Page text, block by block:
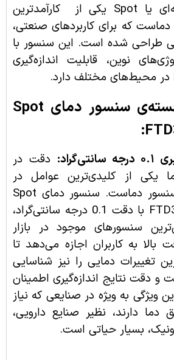
سنسور دمای نقطه‌ای یا Spot یکی از کارآمدترین
دماست که برای کاربردهای صنعتی،
طراحی شده است. این سنسور با
نوین، قابلیت اندازه‌گیری
در محیط‌های مختلف دارد.
ویژگی‌های برجسته‌ی سنسور دمای Spot
دقت در
یکی از کلیدی‌ترین عوامل در
انتخاب یک سنسور دماست. سنسور دمای Spot
مدل FTD3070-01 با دقت 0.1 درجه سانتی‌گراد،
سنسورهای موجود در بازار
به کاربران اجازه می‌دهد تا
تغییرات دمایی را نیز شناسایی
و دقت نتایج اندازه‌گیری اطمینان
ویژگی به ویژه در صنایعی که نیاز
دما دارند، نظیر صنایع دارویی،
بسیار حیاتی است.